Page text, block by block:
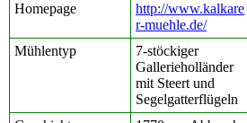
Homepage
http://www.kalkare
r-muehle.de/
Mühlentyp
7-stöckiger
Gallerieholländer
mit Steert und
Segelgatterflügeln